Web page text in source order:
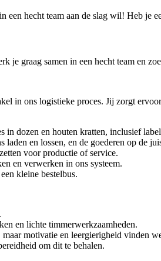
een hecht team aan de slag wil! Heb je
je graag samen in een hecht team en
in ons logistieke proces. Jij zorgt
in dozen en houten kratten, inclusief
en lossen, en de goederen op de
voor productie of service.
en verwerken in ons systeem.
kleine bestelbus.
en lichte timmerwerkzaamheden.
motivatie en leergierigheid vinden
om dit te behalen.